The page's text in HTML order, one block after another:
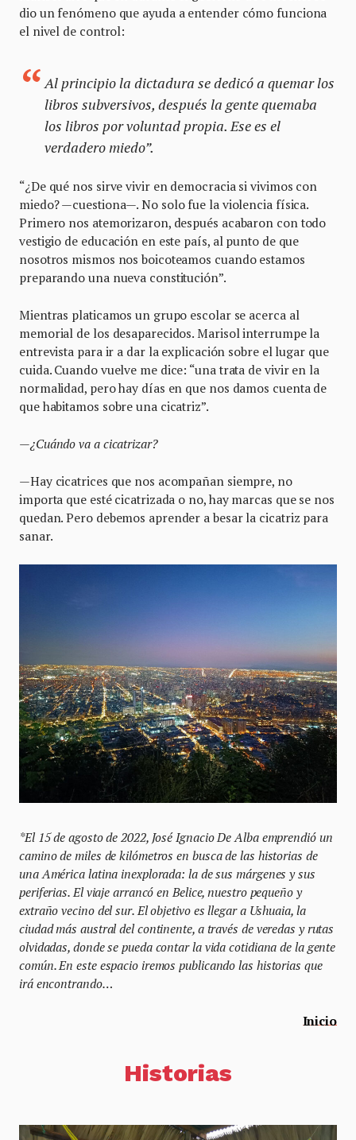
dio un fenómeno que ayuda a entender cómo funciona
el nivel de control:
Al principio la dictadura se dedicó a quemar los
libros subversivos, después la gente quemaba
los libros por voluntad propia. Ese es el
verdadero miedo”.
“¿De qué nos sirve vivir en democracia si vivimos con
miedo? —cuestiona—. No solo fue la violencia física.
Primero nos atemorizaron, después acabaron con todo
vestigio de educación en este país, al punto de que
nosotros mismos nos boicoteamos cuando estamos
preparando una nueva constitución”.
Mientras platicamos un grupo escolar se acerca al
memorial de los desaparecidos. Marisol interrumpe la
entrevista para ir a dar la explicación sobre el lugar que
cuida. Cuando vuelve me dice: “una trata de vivir en la
normalidad, pero hay días en que nos damos cuenta de
que habitamos sobre una cicatriz”.
—¿Cuándo va a cicatrizar?
—Hay cicatrices que nos acompañan siempre, no
importa que esté cicatrizada o no, hay marcas que se nos
quedan. Pero debemos aprender a besar la cicatriz para
sanar.
*El 15 de agosto de 2022, José Ignacio De Alba emprendió un
camino de miles de kilómetros en busca de las historias de
una América latina inexplorada: la de sus márgenes y sus
periferias. El viaje arrancó en Belice, nuestro pequeño y
extraño vecino del sur. El objetivo es llegar a Ushuaia, la
ciudad más austral del continente, a través de veredas y rutas
olvidadas, donde se pueda contar la vida cotidiana de la gente
común. En este espacio iremos publicando las historias que
irá encontrando…
Inicio
Historias